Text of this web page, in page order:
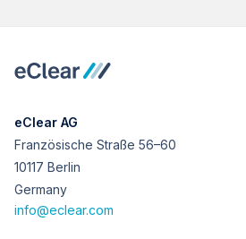
eClear AG
Französische Straße 56–60
10117 Berlin
Germany
info@eclear.com